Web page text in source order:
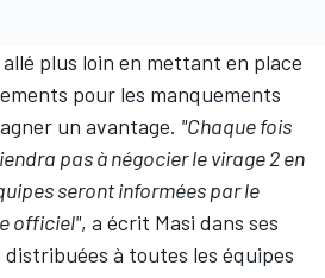
allé plus loin en mettant en place
pour les manquements
un avantage. "Chaque fois
pas à négocier le virage 2 en
seront informées par le
officiel", a écrit Masi dans ses
à toutes les équipes